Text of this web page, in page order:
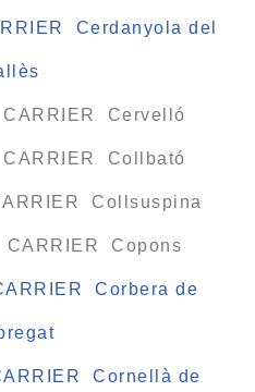
Cerdanyola del
Cervelló
Collbató
Collsuspina
Copons
Corbera de
Cornellà de